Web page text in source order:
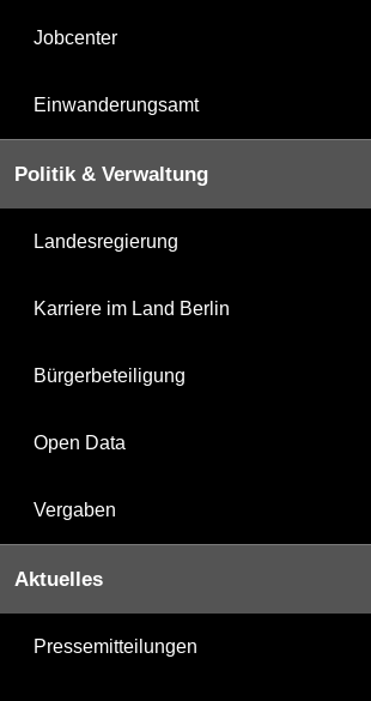
Jobcenter
Einwanderungsamt
Politik & Verwaltung
Landesregierung
Karriere im Land Berlin
Bürgerbeteiligung
Open Data
Vergaben
Aktuelles
Pressemitteilungen